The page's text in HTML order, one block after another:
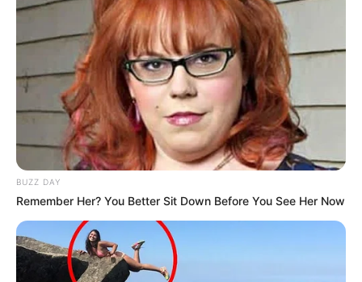
Quermania folgen: Impressum & Kontakt
Smartphone Startseite
Suchen:
BUZZ DAY
Remember Her? You Better Sit Down Before You See Her Now